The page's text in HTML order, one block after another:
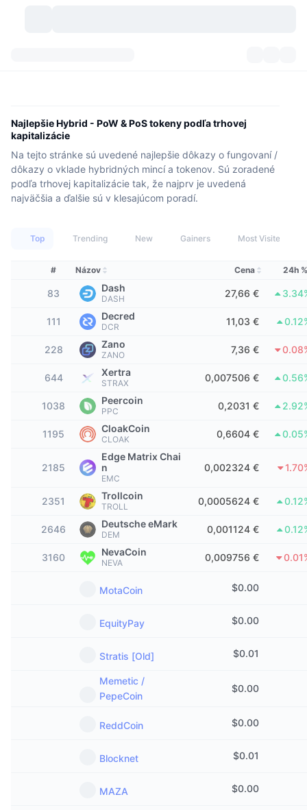
Historické záznamy
Výnosy
Rebríček
Trendy
Nadchádzajúce
Rastúce a klesajúce
Najnavštevovanejšie
Nálada komunity
Poradie reťazca
Prehľad trhu
Spotový trh
Pokladnice Bitcoin
Prítoky/odtoky na burzách
Indikátory
Index strachu a chamtivosti.
Ukazovatele cyklu trhu
CoinMarketCap 20 Index
CoinMarketCap 100 Index
Krypto ETF
Bitcoin ETF
Ethereum ETF
Trendujúce
Rastúce
Prieskumník mémov
Najlepší obchodníci
Burzy
Centralizované burzy
Decentralizované burzy
Spot
Deriváty
Komunita
Témy
Sentiment
Krypto API
DEX API
Podnik
Cenník
Zdroje
Dokumentácia
Časté otázky
Produkty
Prevádzač
Newsletter
CMC Launch
CMC Labs
Hlavné správy
Telegram Bot
Webové widgety
Najlepšie Hybrid - PoW & PoS tokeny podľa trhovej
kapitalizácie
Na tejto stránke sú uvedené najlepšie dôkazy o fungovaní /
dôkazy o vklade hybridných mincí a tokenov. Sú zoradené
podľa trhovej kapitalizácie tak, že najprv je uvedená
najväčšia a ďalšie sú v klesajúcom poradí.
Top Trending New Gainers Most Visited
# Názov Cena 24h %
83 Dash
DASH 27,66 €
111 Decred
DCR 11,03 €
228 Zano
ZANO 7,36 €
644 Xertra
STRAX 0,007506 €
1038 Peercoin
PPC 0,2031 €
1195 CloakCoin
CLOAK 0,6604 €
2185
Edge Matrix Chai
n
EMC
0,002324 €
2351 Trollcoin
TROLL 0,0005624 €
2646 Deutsche eMark
DEM 0,001124 €
3160 NevaCoin
NEVA 0,009756 €
MotaCoin $0.00
EquityPay $0.00
Stratis [Old] $0.01
Memetic /
PepeCoin
$0.00
ReddCoin $0.00
Blocknet $0.01
MAZA $0.00